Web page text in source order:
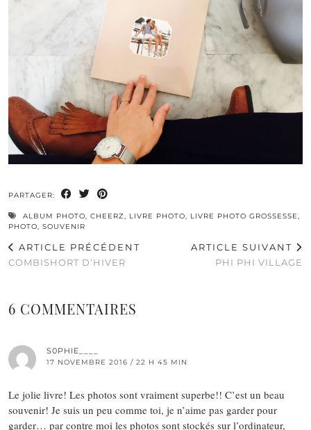
PARTAGER:
ALBUM PHOTO, CHEERZ, LIVRE PHOTO, LIVRE PHOTO GROSSESSE,
PHOTO, SOUVENIR
ARTICLE PRÉCÉDENT
COMBISHORT D’HIVER
ARTICLE SUIVANT
PHI PHI VILLAGE
6 COMMENTAIRES
S0PHIE____
17 NOVEMBRE 2016 / 22 H 45 MIN
Le jolie livre! Les photos sont vraiment superbe!! C’est un beau
souvenir! Je suis un peu comme toi, je n’aime pas garder pour
garder… par contre moi les photos sont stockés sur l’ordinateur,